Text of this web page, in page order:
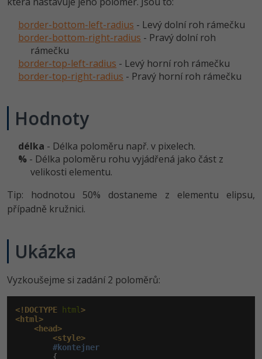
border-bottom-left-radius - Levý dolní roh rámečku
border-bottom-right-radius - Pravý dolní roh
rámečku
border-top-left-radius - Levý horní roh rámečku
border-top-right-radius - Pravý horní roh rámečku
Hodnoty
délka - Délka poloměru např. v pixelech.
% - Délka poloměru rohu vyjádřená jako část z
velikosti elementu.
Tip: hodnotou 50% dostaneme z elementu elipsu,
případně kružnici.
Ukázka
Vyzkoušejme si zadání 2 poloměrů:
<!DOCTYPE html >
<html>
<head>
<style>
#kontejner
        {